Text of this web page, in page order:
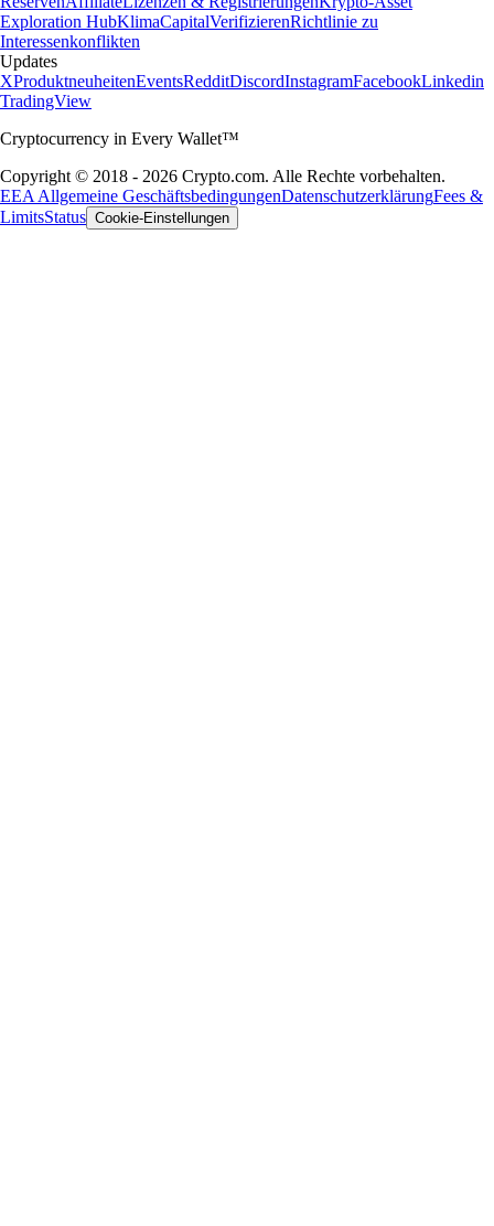
Exploration HubKlimaCapitalVerifizierenRichtlinie zu
Interessenkonflikten
Updates
XProduktneuheitenEventsRedditDiscordInstagramFacebookLinkedin
TradingView
Cryptocurrency in Every Wallet™
Copyright © 2018 - 2026 Crypto.com. Alle Rechte vorbehalten.
EEA Allgemeine GeschäftsbedingungenDatenschutzerklärungFees &
LimitsStatus Cookie-Einstellungen